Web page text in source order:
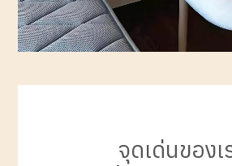
จุดเด่นของเ